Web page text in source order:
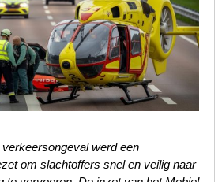
werd een
om slachtoffers snel en veilig naar